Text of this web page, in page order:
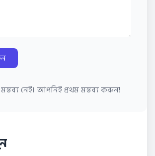
নেই। আপনিই প্রথম মন্তব্য করুন!